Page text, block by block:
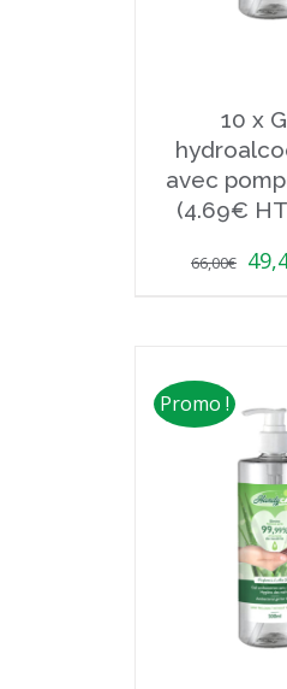
10 x
avec
(4.69€ HT
66,00€
Promo !